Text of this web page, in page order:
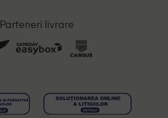
Parteneri livrare